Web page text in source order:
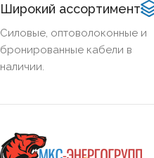
Широкий ассортимент
Силовые, оптоволоконные и
бронированные кабели в
наличии.